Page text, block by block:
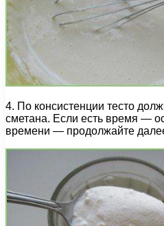
4. По консистенции тесто
сметана. Если есть время —
времени — продолжайте